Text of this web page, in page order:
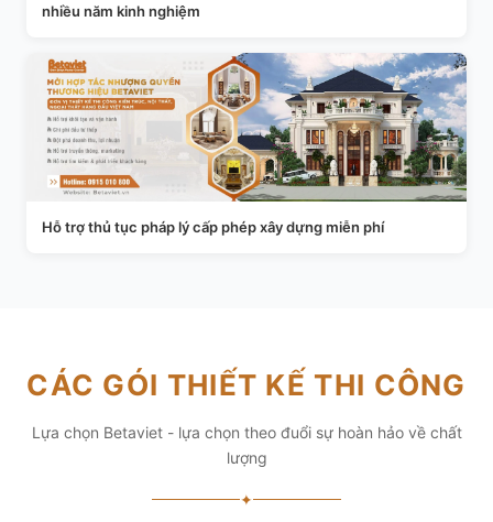
nhiều năm kinh nghiệm
Hỗ trợ thủ tục pháp lý cấp phép xây dựng miễn phí
CÁC GÓI THIẾT KẾ THI CÔNG
Lựa chọn Betaviet - lựa chọn theo đuổi sự hoàn hảo về chất
lượng
✦